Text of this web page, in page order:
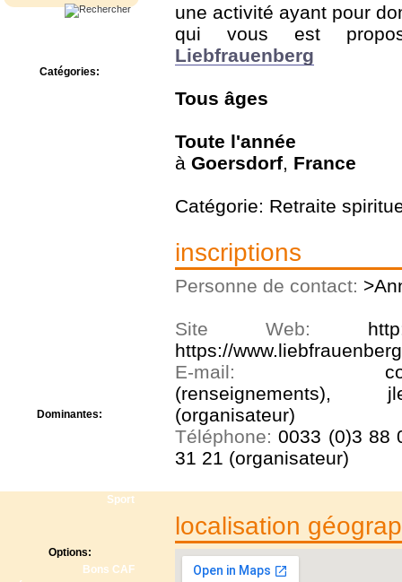
Catégories:
Dominantes:
Sport
Options:
Bons CAF
une activité ayant pour
qui vous est
Liebfrauenberg
Tous âges
Toute l'année
à Goersdorf, France
Catégorie: Retraite
inscriptions
Personne de contact:
Site Web:
https://
E-mail:
(renseignements),
(organisateur)
Téléphone:0033 (0)3 88
31 21 (organisateur)
localisation